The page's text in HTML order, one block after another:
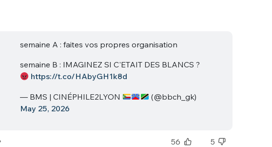
semaine A : faites vos propres organisation
semaine B : IMAGINEZ SI C'ETAIT DES BLANCS ?
https://t.co/HAbyGH1k8d
— BMS | CINÉPHILE2LYON
(@bbch_gk)
May 25, 2026
56 5
Quelques
tweets
C'EST PARTI
Ma propre
sélection
M'INSCRIRE